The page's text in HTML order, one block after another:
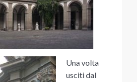
Una volta
usciti dal